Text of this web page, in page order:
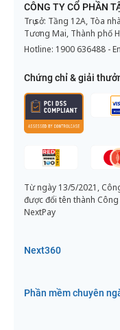
CÔNG TY CỔ PHẦN
Trụ sở: Tầng 12A, Tòa
Tương Mai, Thành phố
Hotline: 1900 636488 -
Chứng chỉ & giải
Từ ngày 13/5/2021,
được đổi tên thành
NextPay
Next360
Phần mềm chuyên